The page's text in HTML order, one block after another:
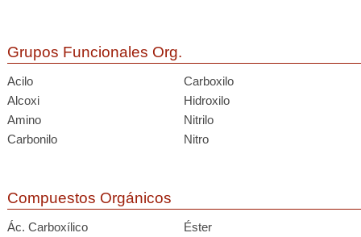
Grupos Funcionales Org.
Acilo
Carboxilo
Alcoxi
Hidroxilo
Amino
Nitrilo
Carbonilo
Nitro
Compuestos Orgánicos
Ác. Carboxílico
Éster